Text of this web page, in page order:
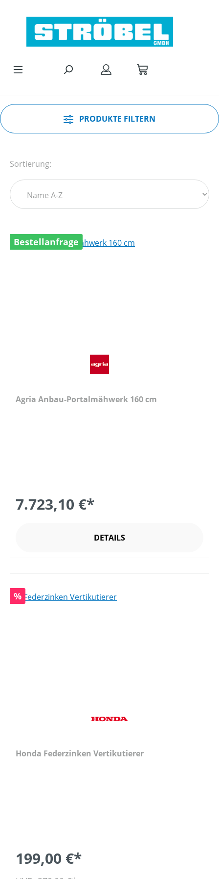
PRODUKTE FILTERN
Sortierung:
Bestellanfrage
Agria Anbau-Portalmähwerk 160 cm
7.723,10 €*
DETAILS
Rabatt
%
Honda Federzinken Vertikutierer
199,00 €*